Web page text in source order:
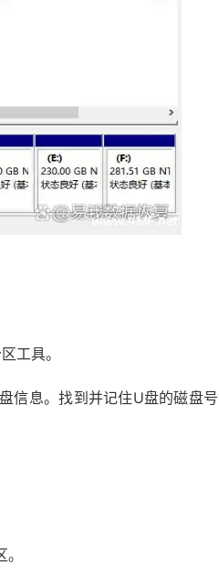
工具。
信息。找到并记住U盘的磁盘号